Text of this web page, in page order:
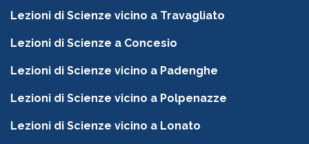
Lezioni di Scienze vicino a Travagliato
Lezioni di Scienze a Concesio
Lezioni di Scienze vicino a Padenghe
Lezioni di Scienze vicino a Polpenazze
Lezioni di Scienze vicino a Lonato